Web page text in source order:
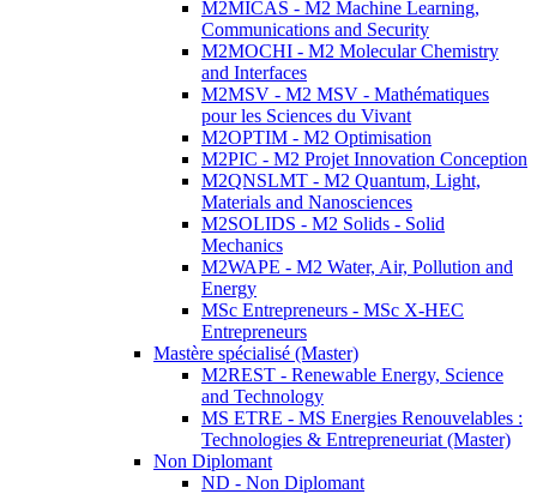
M2MICAS - M2 Machine Learning,
Communications and Security
M2MOCHI - M2 Molecular Chemistry
and Interfaces
M2MSV - M2 MSV - Mathématiques
pour les Sciences du Vivant
M2OPTIM - M2 Optimisation
M2PIC - M2 Projet Innovation Conception
M2QNSLMT - M2 Quantum, Light,
Materials and Nanosciences
M2SOLIDS - M2 Solids - Solid
Mechanics
M2WAPE - M2 Water, Air, Pollution and
Energy
MSc Entrepreneurs - MSc X-HEC
Entrepreneurs
Mastère spécialisé (Master)
M2REST - Renewable Energy, Science
and Technology
MS ETRE - MS Energies Renouvelables :
Technologies & Entrepreneuriat (Master)
Non Diplomant
ND - Non Diplomant